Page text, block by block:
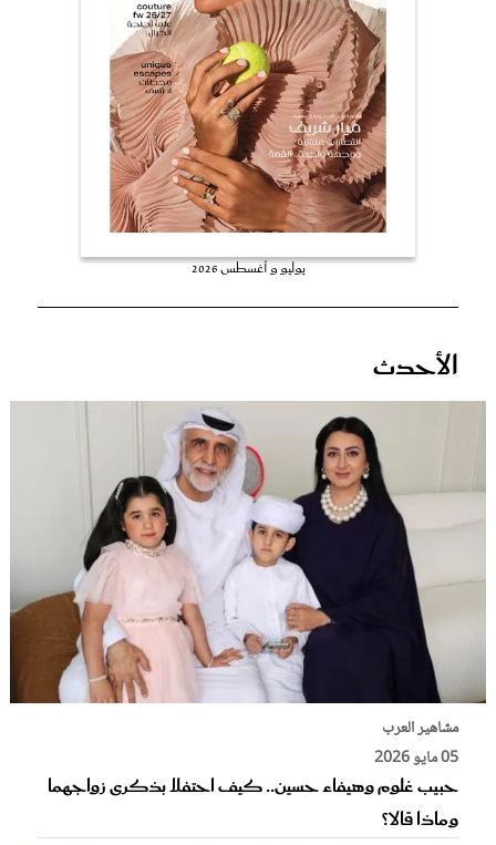
يوليو و أغسطس 2026
الأحدث
مشاهير العرب
05 مايو 2026
حبيب غلوم وهيفاء حسين.. كيف احتفلا بذكرى زواجهما
وماذا قالا؟
عروس سيدتي
غلاف رفمي